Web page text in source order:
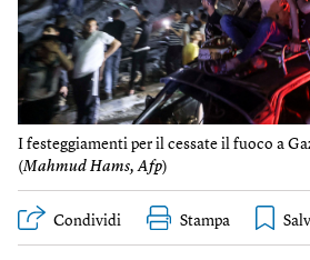
I festeggiamenti per il cessate il fuoco a
(Mahmud Hams, Afp)
Condividi Stampa